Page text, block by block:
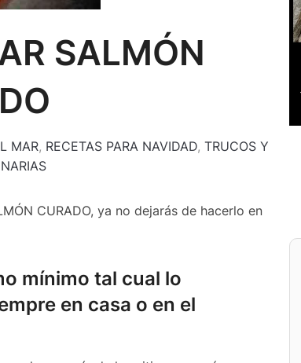
SALMÓN
MAR, RECETAS PARA NAVIDAD, TRUCOS Y
CURADO, ya no dejarás de hacerlo en
mínimo tal cual lo
en casa o en el